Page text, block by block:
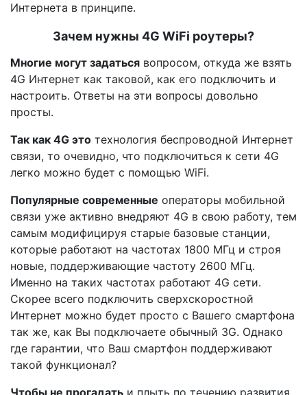
Интернета в принципе.
Зачем нужны 4G WiFi роутеры?
Многие могут задаться вопросом, откуда же взять
4G Интернет как таковой, как его подключить и
настроить. Ответы на эти вопросы довольно
просты.
Так как 4G это технология беспроводной Интернет
связи, то очевидно, что подключиться к сети 4G
легко можно будет с помощью WiFi.
Популярные современные операторы мобильной
связи уже активно внедряют 4G в свою работу, тем
самым модифицируя старые базовые станции,
которые работают на частотах 1800 МГц и строя
новые, поддерживающие частоту 2600 МГц.
Именно на таких частотах работают 4G сети.
Скорее всего подключить сверхскоростной
Интернет можно будет просто с Вашего смартфона
так же, как Вы подключаете обычный 3G. Однако
где гарантии, что Ваш смартфон поддерживают
такой функционал?